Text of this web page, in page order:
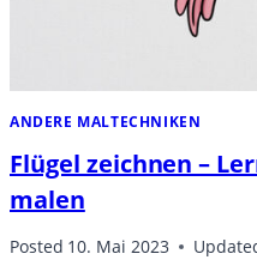
ANDERE MALTECHNIKEN
Flügel zeichnen –
malen
Posted 10. Mai 2023